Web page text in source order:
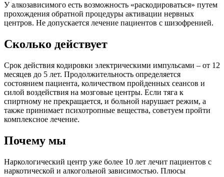
У алкозависимого есть возможность «раскодироваться» путем
прохождения обратной процедуры активации нервных
центров. Не допускается лечение пациентов с шизофренией.
Сколько действует
Срок действия кодировки электрическими импульсами – от 12
месяцев до 5 лет. Продолжительность определяется
состоянием пациента, количеством пройденных сеансов и
силой воздействия на мозговые центры. Если тяга к
спиртному не прекращается, и больной нарушает режим, а
также принимает психотропные вещества, советуем пройти
комплексное лечение.
Почему мы
Наркологический центр уже более 10 лет лечит пациентов с
наркотической и алкогольной зависимостью. Плюсы